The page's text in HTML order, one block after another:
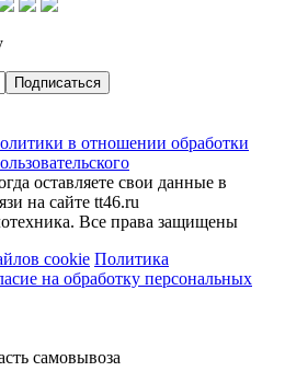
в отношении обработки
оставляете свои данные в
на сайте tt46.ru
. Все права защищены
cookie Политика
на обработку персональных
самовывоза